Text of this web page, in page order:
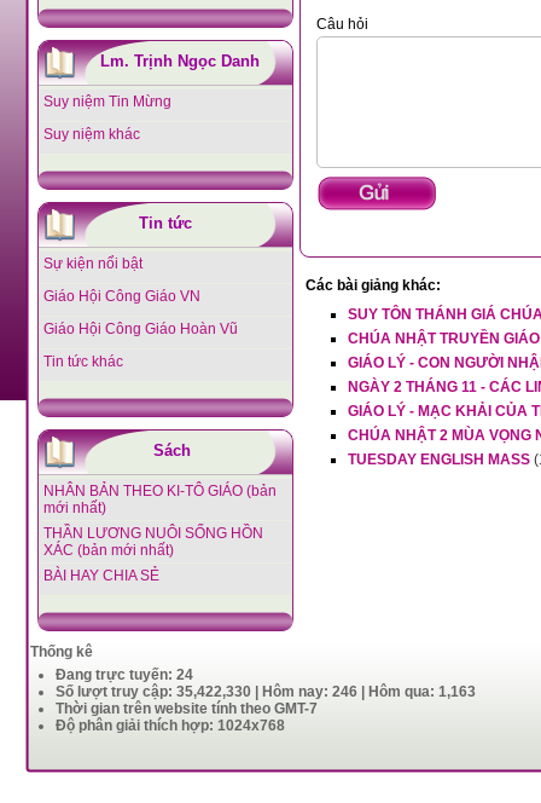
Lm. Trịnh Ngọc Danh
Suy niệm Tin Mừng
Suy niệm khác
Tin tức
Sự kiện nổi bật
Giáo Hội Công Giáo VN
Giáo Hội Công Giáo Hoàn Vũ
Tin tức khác
Sách
NHÂN BẢN THEO KI-TÔ GIÁO (bản
mới nhất)
THẦN LƯƠNG NUÔI SỐNG HỒN
XÁC (bản mới nhất)
BÀI HAY CHIA SẺ
Câu hỏi
Các bài giảng khác:
SUY TÔN THÁNH GIÁ
CHÚA NHẬT TRUYỀN GIÁO
GIÁO LÝ - CON NGƯỜI
NGÀY 2 THÁNG 11 - CÁC
GIÁO LÝ - MẠC KHẢI CỦA
CHÚA NHẬT 2 MÙA VỌNG
TUESDAY ENGLISH MASS
Thống kê
Đang trực tuyến: 24
Số lượt truy cập: 35,422,330 | Hôm nay: 246 | Hôm qua: 1,163
Thời gian trên website tính theo GMT-7
Độ phân giải thích hợp: 1024x768